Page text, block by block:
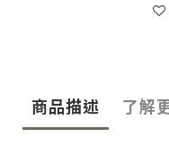
商品描述 了解